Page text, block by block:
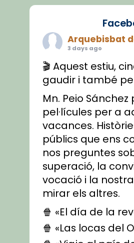
Arquebisbat
3 days ago
🎬 Aquest estiu,
gaudir i també
Mn. Peio
pel·lícules per a
vacances.
públics que ens
nos preguntes
superació, la
vocació i la
mirar els altres.
🍿 «El día de la
🍿 «Las locas del